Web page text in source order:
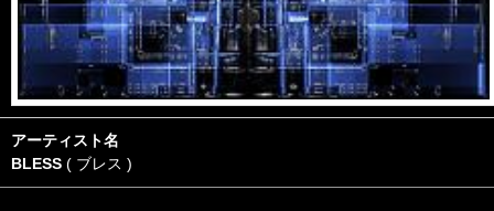
アーティスト名
BLESS ( ブレス )